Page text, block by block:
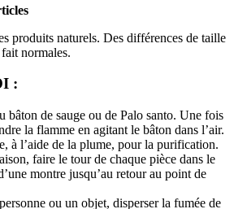
produits naturels. Des différences de taille
normales.
:
bâton de sauge ou de Palo santo. Une fois
la flamme en agitant le bâton dans l’air.
à l’aide de la plume, pour la purification.
faire le tour de chaque pièce dans le
montre jusqu’au retour au point de
ou un objet, disperser la fumée de